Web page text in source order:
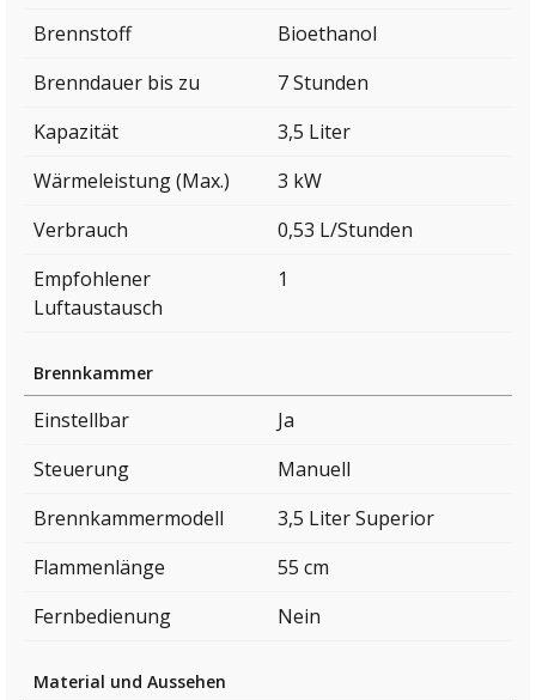
Brennstoff
Bioethanol
Brenndauer bis zu
7 Stunden
Kapazität
3,5 Liter
Wärmeleistung (Max.)
3 kW
Verbrauch
0,53 L/Stunden
Empfohlener
Luftaustausch
1
Brennkammer
Einstellbar
Ja
Steuerung
Manuell
Brennkammermodell
3,5 Liter Superior
Flammenlänge
55 cm
Fernbedienung
Nein
Material und Aussehen